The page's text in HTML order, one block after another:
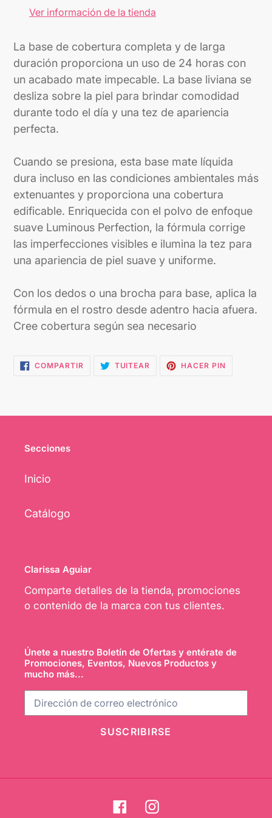
producto
carrito
Ver información de la tienda
La base de cobertura completa y de larga
duración proporciona un uso de 24 horas con
un acabado mate impecable. La base liviana se
desliza sobre la piel para brindar comodidad
durante todo el día y una tez de apariencia
perfecta.
Cuando se presiona, esta base mate líquida
dura incluso en las condiciones ambientales más
extenuantes y proporciona una cobertura
edificable. Enriquecida con el polvo de enfoque
suave Luminous Perfection, la fórmula corrige
las imperfecciones visibles e ilumina la tez para
una apariencia de piel suave y uniforme.
Con los dedos o una brocha para base, aplica la
fórmula en el rostro desde adentro hacia afuera.
Cree cobertura según sea necesario
COMPARTIRCOMPARTIR
EN
TUITEAR TUITEARHACER PINPINEAR
EN
Secciones
Inicio
Catálogo
Clarissa Aguiar
Comparte detalles de la tienda, promociones
o contenido de la marca con tus clientes.
Únete a nuestro Boletín de Ofertas y entérate de
Promociones, Eventos, Nuevos Productos y
mucho más...
SUSCRIBIRSE
FacebookInstagram